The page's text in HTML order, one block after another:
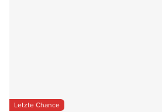
Letzte Chance